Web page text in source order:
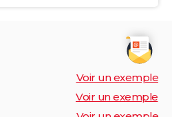
Voir un exemple
Voir un exemple